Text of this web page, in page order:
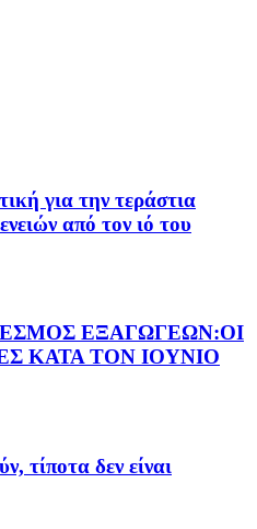
για την τεράστια
από τον ιό του
ΕΞΑΓΩΓΕΩΝ:ΟΙ
ΚΑΤΑ ΤΟΝ ΙΟΥΝΙΟ
τίποτα δεν είναι